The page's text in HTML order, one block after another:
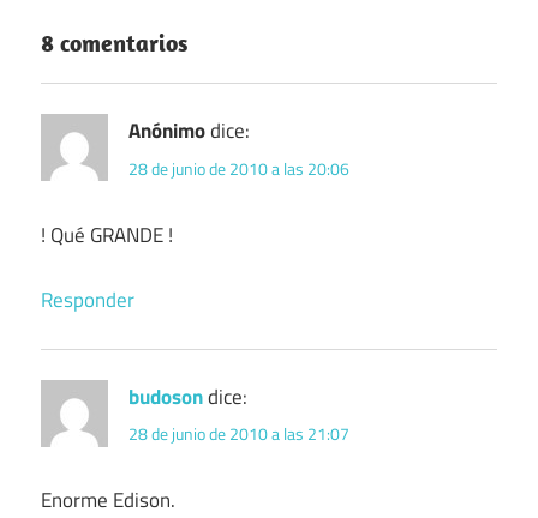
8 comentarios
Anónimodice:
28 de junio de 2010 a las 20:06
! Qué GRANDE !
Responder
budosondice:
28 de junio de 2010 a las 21:07
Enorme Edison.